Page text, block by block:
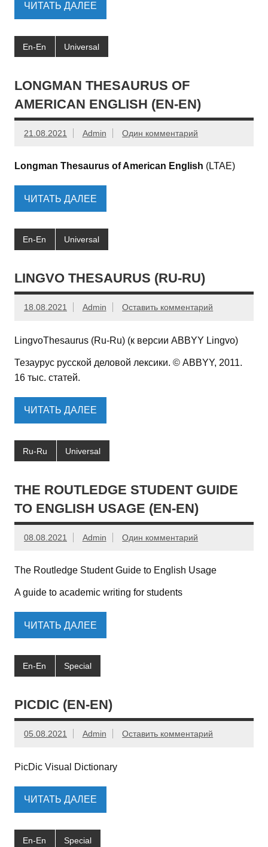
ЧИТАТЬ ДАЛЕЕ
En-En Universal
LONGMAN THESAURUS OF
AMERICAN ENGLISH (EN-EN)
21.08.2021 Admin Один комментарий
Longman Thesaurus of American English (LTAE)
ЧИТАТЬ ДАЛЕЕ
En-En Universal
LINGVO THESAURUS (RU-RU)
18.08.2021 Admin Оставить комментарий
LingvoThesaurus (Ru-Ru) (к версии ABBYY Lingvo)
Тезаурус русской деловой лексики. © ABBYY, 2011.
16 тыс. статей.
ЧИТАТЬ ДАЛЕЕ
Ru-Ru Universal
THE ROUTLEDGE STUDENT GUIDE
TO ENGLISH USAGE (EN-EN)
08.08.2021 Admin Один комментарий
The Routledge Student Guide to English Usage
A guide to academic writing for students
ЧИТАТЬ ДАЛЕЕ
En-En Special
PICDIC (EN-EN)
05.08.2021 Admin Оставить комментарий
PicDic Visual Dictionary
ЧИТАТЬ ДАЛЕЕ
En-En Special